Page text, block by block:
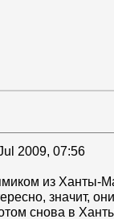
2009, 07:56
из Ханты-
значит,
снова в